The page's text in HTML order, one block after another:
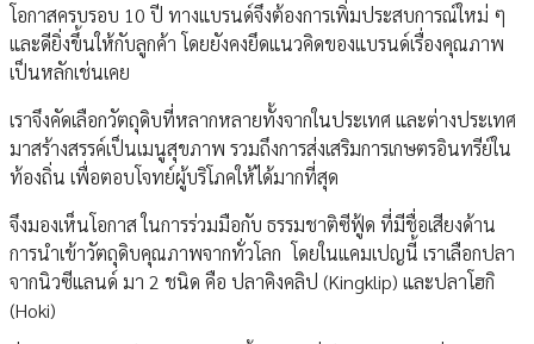
โอกาสครบรอบ 10 ปี ทางแบรนด์จึงต้องการเพิ่มประสบการณ์ใหม่ ๆ
และดียิ่งขึ้นให้กับลูกค้า โดยยังคงยึดแนวคิดของแบรนด์เรื่องคุณภาพ
เป็นหลักเช่นเคย
เราจึงคัดเลือกวัตถุดิบที่หลากหลายทั้งจากในประเทศ และต่างประเทศ
มาสร้างสรรค์เป็นเมนูสุขภาพ รวมถึงการส่งเสริมการเกษตรอินทรีย์ใน
ท้องถิ่น เพื่อตอบโจทย์ผู้บริโภคให้ได้มากที่สุด
จึงมองเห็นโอกาส ในการร่วมมือกับ ธรรมชาติซีฟู้ด ที่มีชื่อเสียงด้าน
การนำเข้าวัตถุดิบคุณภาพจากทั่วโลก โดยในแคมเปญนี้ เราเลือกปลา
จากนิวซีแลนด์ มา 2 ชนิด คือ ปลาคิงคลิป (Kingklip) และปลาโฮกิ
(Hoki)